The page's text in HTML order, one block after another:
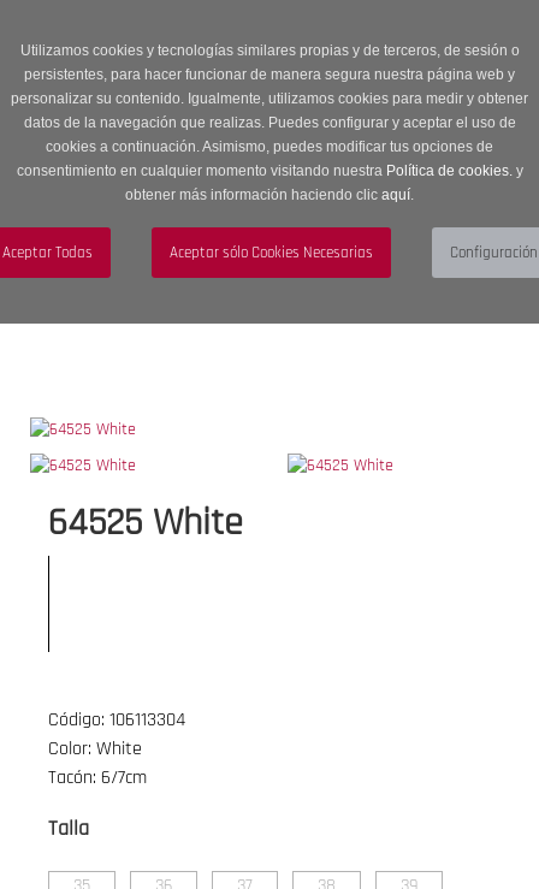
Utilizamos cookies y tecnologías similares propias y de terceros, de sesión o
persistentes, para hacer funcionar de manera segura nuestra página web y
personalizar su contenido. Igualmente, utilizamos cookies para medir y obtener
datos de la navegación que realizas. Puedes configurar y aceptar el uso de
cookies a continuación. Asimismo, puedes modificar tus opciones de
consentimiento en cualquier momento visitando nuestra Política de cookies.y
obtener más información haciendo clic aquí.
descuento en Sección OUTLET con código OUTLET20
navigation
Menú
64525 White
Código: 106113304
Color: White
Tacón: 6/7cm
Talla